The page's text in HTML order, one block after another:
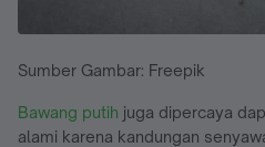
Sumber Gambar: Freepik
Bawang putih juga dipercaya
alami karena kandungan